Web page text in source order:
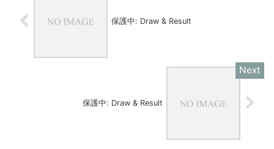
保護中: Draw & Result
保護中: Draw & Result